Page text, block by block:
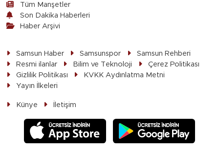
Tüm Manşetler
Son Dakika Haberleri
Haber Arşivi
Samsun Haber Samsunspor
Samsun Rehberi
Resmi ilanlar
Bilim ve Teknoloji
Çerez Politikası
Gizlilik Politikası
KVKK Aydınlatma Metni
Yayın İlkeleri
Künye İletişim